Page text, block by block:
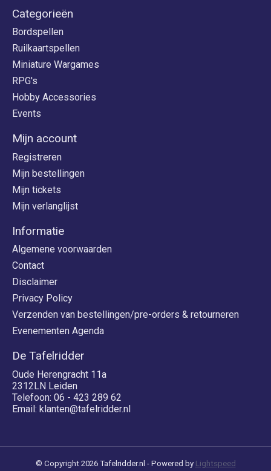
Categorieën
Bordspellen
Ruilkaartspellen
Miniature Wargames
RPG's
Hobby Accessories
Events
Mijn account
Registreren
Mijn bestellingen
Mijn tickets
Mijn verlanglijst
Informatie
Algemene voorwaarden
Contact
Disclaimer
Privacy Policy
Verzenden van bestellingen/pre-orders & retourneren
Evenementen Agenda
De Tafelridder
Oude Herengracht 11a
2312LN Leiden
Telefoon: 06 - 423 289 62
Email: klanten@tafelridder.nl
© Copyright 2026 Tafelridder.nl - Powered by Lightspeed